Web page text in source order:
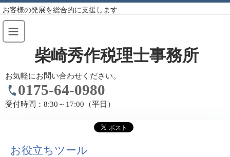
お客様の発展を総合的に支援します
柴崎秀作税理士事務所
お気軽にお問い合わせください。
0175-64-0980
受付時間： 8:30～17:00（平日）
お役立ちツール